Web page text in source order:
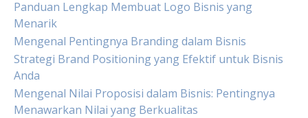
Panduan Lengkap Membuat Logo Bisnis yang
Menarik
Mengenal Pentingnya Branding dalam Bisnis
Strategi Brand Positioning yang Efektif untuk Bisnis
Anda
Mengenal Nilai Proposisi dalam Bisnis: Pentingnya
Menawarkan Nilai yang Berkualitas